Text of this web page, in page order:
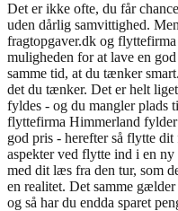
Det er ikke ofte, du får
uden dårlig samvittighed.
fragtopgaver.dk og
muligheden for at lave en
samme tid, at du tænker
det du tænker. Det er helt
fyldes - og du mangler plads
flyttefirma Himmerland
god pris - herefter så flytte
aspekter ved flytte ind i en
med dit læs fra den tur, som
en realitet. Det samme
og så har du endda sparet